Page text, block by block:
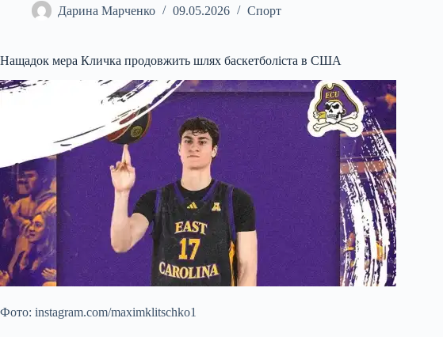
Дарина Марченко 09.05.2026 Спорт
Нащадок мера Кличка продовжить шлях баскетболіста в США
Фото: instagram.com/maximklitschko1